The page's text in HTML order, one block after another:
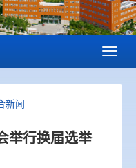
新闻
举行换届选举